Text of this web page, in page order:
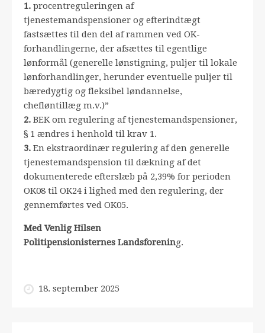
1. procentreguleringen af
tjenestemandspensioner og efterindtægt
fastsættes til den del af rammen ved OK-
forhandlingerne, der afsættes til egentlige
lønformål (generelle lønstigning, puljer til lokale
lønforhandlinger, herunder eventuelle puljer til
bæredygtig og fleksibel løndannelse,
chefløntillæg m.v.)”
2. BEK om regulering af tjenestemandspensioner,
§ 1 ændres i henhold til krav 1.
3. En ekstraordinær regulering af den generelle
tjenestemandspension til dækning af det
dokumenterede efterslæb på 2,39% for perioden
OK08 til OK24 i lighed med den regulering, der
gennemførtes ved OK05.
Med Venlig Hilsen
Politipensionisternes Landsforening.
18. september 2025